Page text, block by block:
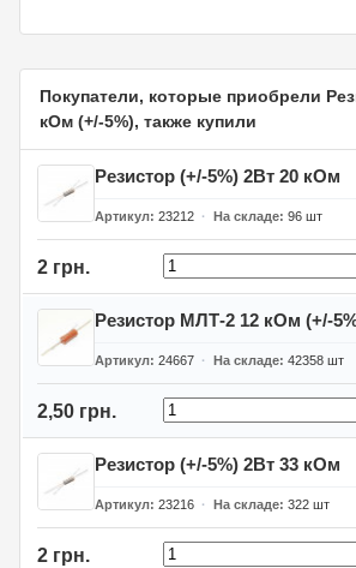
Покупатели, которые приобрели
кОм (+/-5%), также купили
Резистор (+/-5%) 2Вт 20 кОм
Артикул 23212 На складе 96 шт
2 грн.
Резистор МЛТ-2 12 кОм (+/-
Артикул 24667 На складе 42358 шт
2,50 грн.
Резистор (+/-5%) 2Вт 33 кОм
Артикул 23216 На складе 322 шт
2 грн.